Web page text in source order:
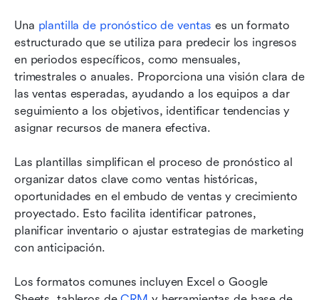
Una plantilla de pronóstico de ventas es un formato
estructurado que se utiliza para predecir los ingresos
en periodos específicos, como mensuales,
trimestrales o anuales. Proporciona una visión clara de
las ventas esperadas, ayudando a los equipos a dar
seguimiento a los objetivos, identificar tendencias y
asignar recursos de manera efectiva.
Las plantillas simplifican el proceso de pronóstico al
organizar datos clave como ventas históricas,
oportunidades en el embudo de ventas y crecimiento
proyectado. Esto facilita identificar patrones,
planificar inventario o ajustar estrategias de marketing
con anticipación.
Los formatos comunes incluyen Excel o Google